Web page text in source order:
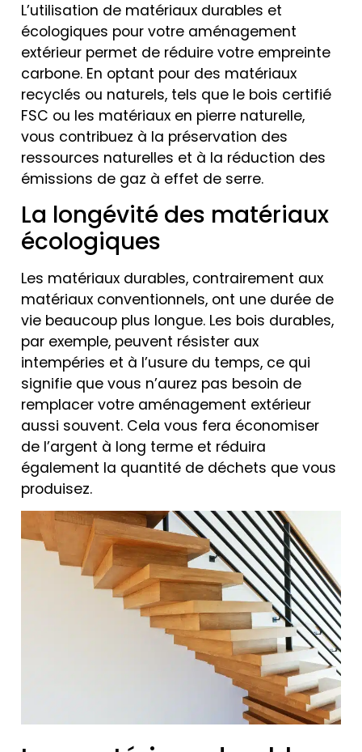
L’utilisation de matériaux durables et
écologiques pour votre aménagement
extérieur permet de réduire votre empreinte
carbone. En optant pour des matériaux
recyclés ou naturels, tels que le bois certifié
FSC ou les matériaux en pierre naturelle,
vous contribuez à la préservation des
ressources naturelles et à la réduction des
émissions de gaz à effet de serre.
La longévité des matériaux
écologiques
Les matériaux durables, contrairement aux
matériaux conventionnels, ont une durée de
vie beaucoup plus longue. Les bois durables,
par exemple, peuvent résister aux
intempéries et à l’usure du temps, ce qui
signifie que vous n’aurez pas besoin de
remplacer votre aménagement extérieur
aussi souvent. Cela vous fera économiser
de l’argent à long terme et réduira
également la quantité de déchets que vous
produisez.